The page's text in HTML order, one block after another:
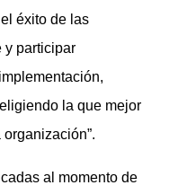
éxito de las
y participar
la que mejor
al momento de